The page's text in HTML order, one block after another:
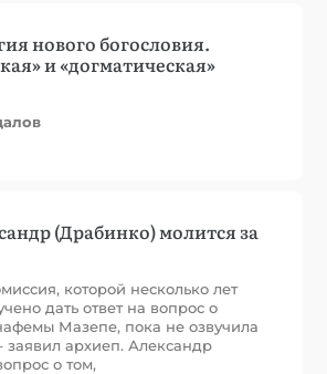
нового богословия.
и «догматическая»
(Драбинко) молится за
которой несколько лет
дать ответ на вопрос о
Мазепе, пока не озвучила
заявил архиеп. Александр
о том,